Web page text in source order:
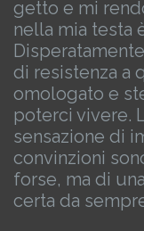
getto e mi
nella mia testa
di resistenza a
omologato e
poterci vivere.
sensazione di
convinzioni
forse, ma di
certa da